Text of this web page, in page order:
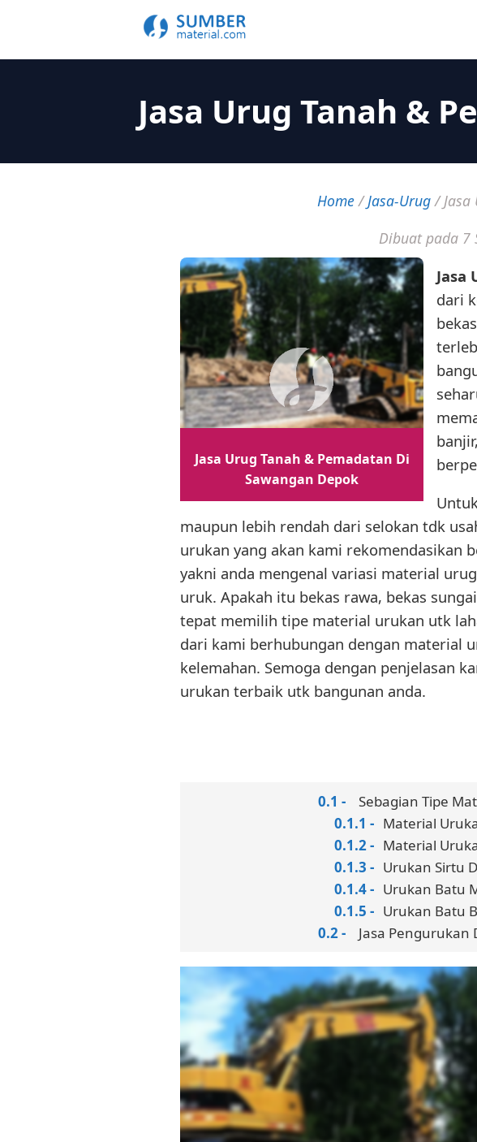
Jasa Urug Tanah &
Home/Jasa-Urug/
Dibuat pada 7
Jasa Urug Tanah & Pemadatan Di
Sawangan Depok
Jasa
dari
maupun lebih rendah dari selokan tdk
urukan yang akan kami rekomendasikan
yakni anda mengenal variasi material
uruk. Apakah itu bekas rawa, bekas
tepat memilih tipe material urukan utk
dari kami berhubungan dengan material
kelemahan. Semoga dengan penjelasan
urukan terbaik utk bangunan anda.
Sebagian Tipe
Material
Material
Urukan Sirtu
Urukan Batu
Urukan Batu
Jasa Pengurukan